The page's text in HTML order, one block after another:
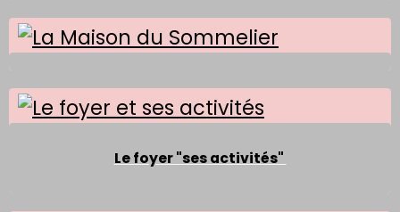
Le foyer "ses activités"